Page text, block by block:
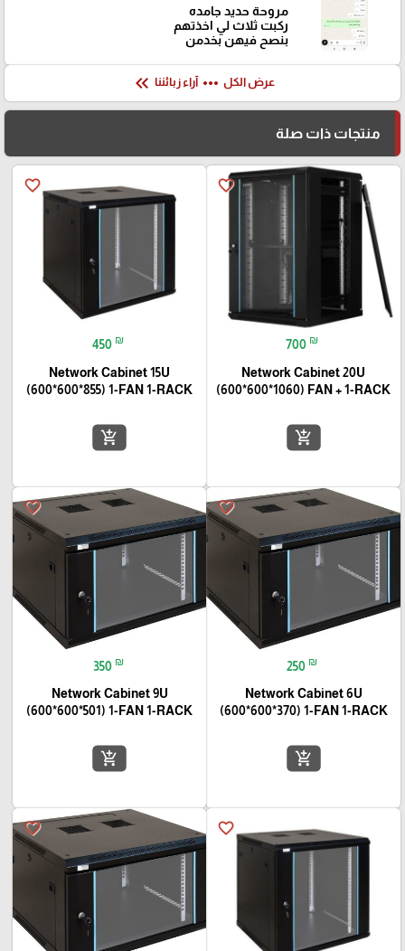
مروحة حديد جامده
ركبت ثلاث لي اخذتهم
بنصح فيهن بخدمن
عرض الكل more_horiz آراء زبائننا keyboard_double_arrow_left
منتجات ذات صلة
favorite_border
700 ₪
Network Cabinet 20U
(600*600*1060) FAN + 1-RACK
add_shopping_cart
favorite_border
450 ₪
Network Cabinet 15U
(600*600*855) 1-FAN 1-RACK
add_shopping_cart
favorite_border
250 ₪
Network Cabinet 6U
(600*600*370) 1-FAN 1-RACK
add_shopping_cart
favorite_border
350 ₪
Network Cabinet 9U
(600*600*501) 1-FAN 1-RACK
add_shopping_cart
favorite_border
favorite_border